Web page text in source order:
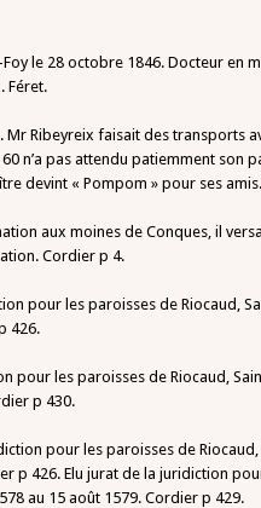
le 28 octobre 1846. Docteur en
Féret.
Mr Ribeyreix faisait des transports
n’a pas attendu patiemment
devint « Pompom » pour ses amis.
aux moines de Conques, il
Cordier p 4.
pour les paroisses de Riocaud,
426.
pour les paroisses de Riocaud,
p 430.
pour les paroisses de
p 426. Elu jurat de la juridiction
au 15 août 1579. Cordier p 429.